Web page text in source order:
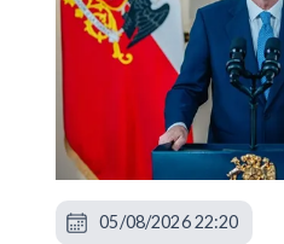
05/08/2026 22:20